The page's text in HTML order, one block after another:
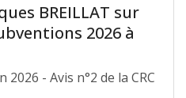
BREILLAT sur
2026 à
- Avis n°2 de la CRC